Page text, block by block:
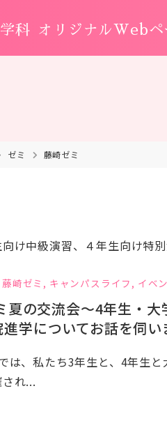
科 オリジナルWebペ
ゼミ 藤崎ゼミ
け中級演習、４年生向け特
藤崎ゼミ , キャンパスライフ , イベ
の交流会～4年生・大
学についてお話を伺い
は、私たち3年生と、4年生
れ...